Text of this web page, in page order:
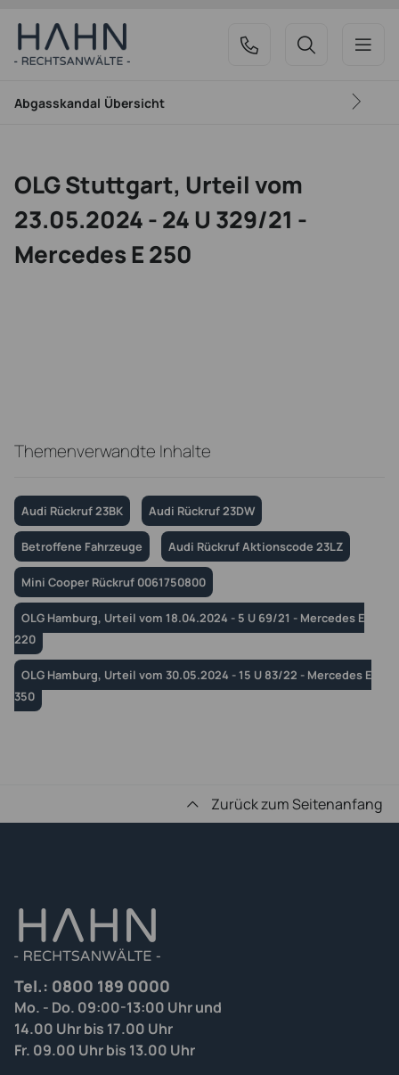
Abgasskandal Übersicht
OLG Stuttgart, Urteil vom
23.05.2024 - 24 U 329/21 -
Mercedes E 250
Themenverwandte Inhalte
Audi Rückruf 23BK Audi Rückruf 23DW
Betroffene Fahrzeuge Audi Rückruf Aktionscode 23LZ
Mini Cooper Rückruf 0061750800
OLG Hamburg, Urteil vom 18.04.2024 - 5 U 69/21 - Mercedes E
220
OLG Hamburg, Urteil vom 30.05.2024 - 15 U 83/22 - Mercedes E
350
Zurück zum Seitenanfang
Tel.: 0800 189 0000
Mo. - Do. 09:00-13:00 Uhr und
14.00 Uhr bis 17.00 Uhr
Fr. 09.00 Uhr bis 13.00 Uhr